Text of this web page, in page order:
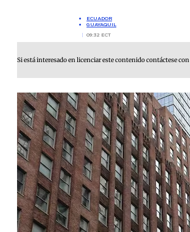
ECUADOR
GUAYAQUIL
09:32 ECT
Si está interesado en licenciar este contenido contáctese con